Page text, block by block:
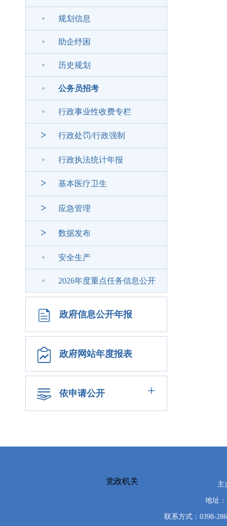
规划信息
助企纾困
历史规划
公务员招考
行政事业性收费专栏
> 行政处罚/行政强制
行政执法统计年报
> 基本医疗卫生
> 应急管理
> 数据发布
安全生产
2026年度重点任务信息公开
政府信息公开年报
政府网站年度报表
依申请公开 +
党政机关 主
地址
联系方式：0398-